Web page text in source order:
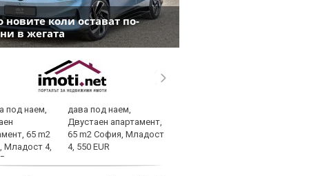
новите коли остават по-
в жегата
дава под наем,
Двустаен апартамент,
65 m2 София, Младост
4, 550 EUR